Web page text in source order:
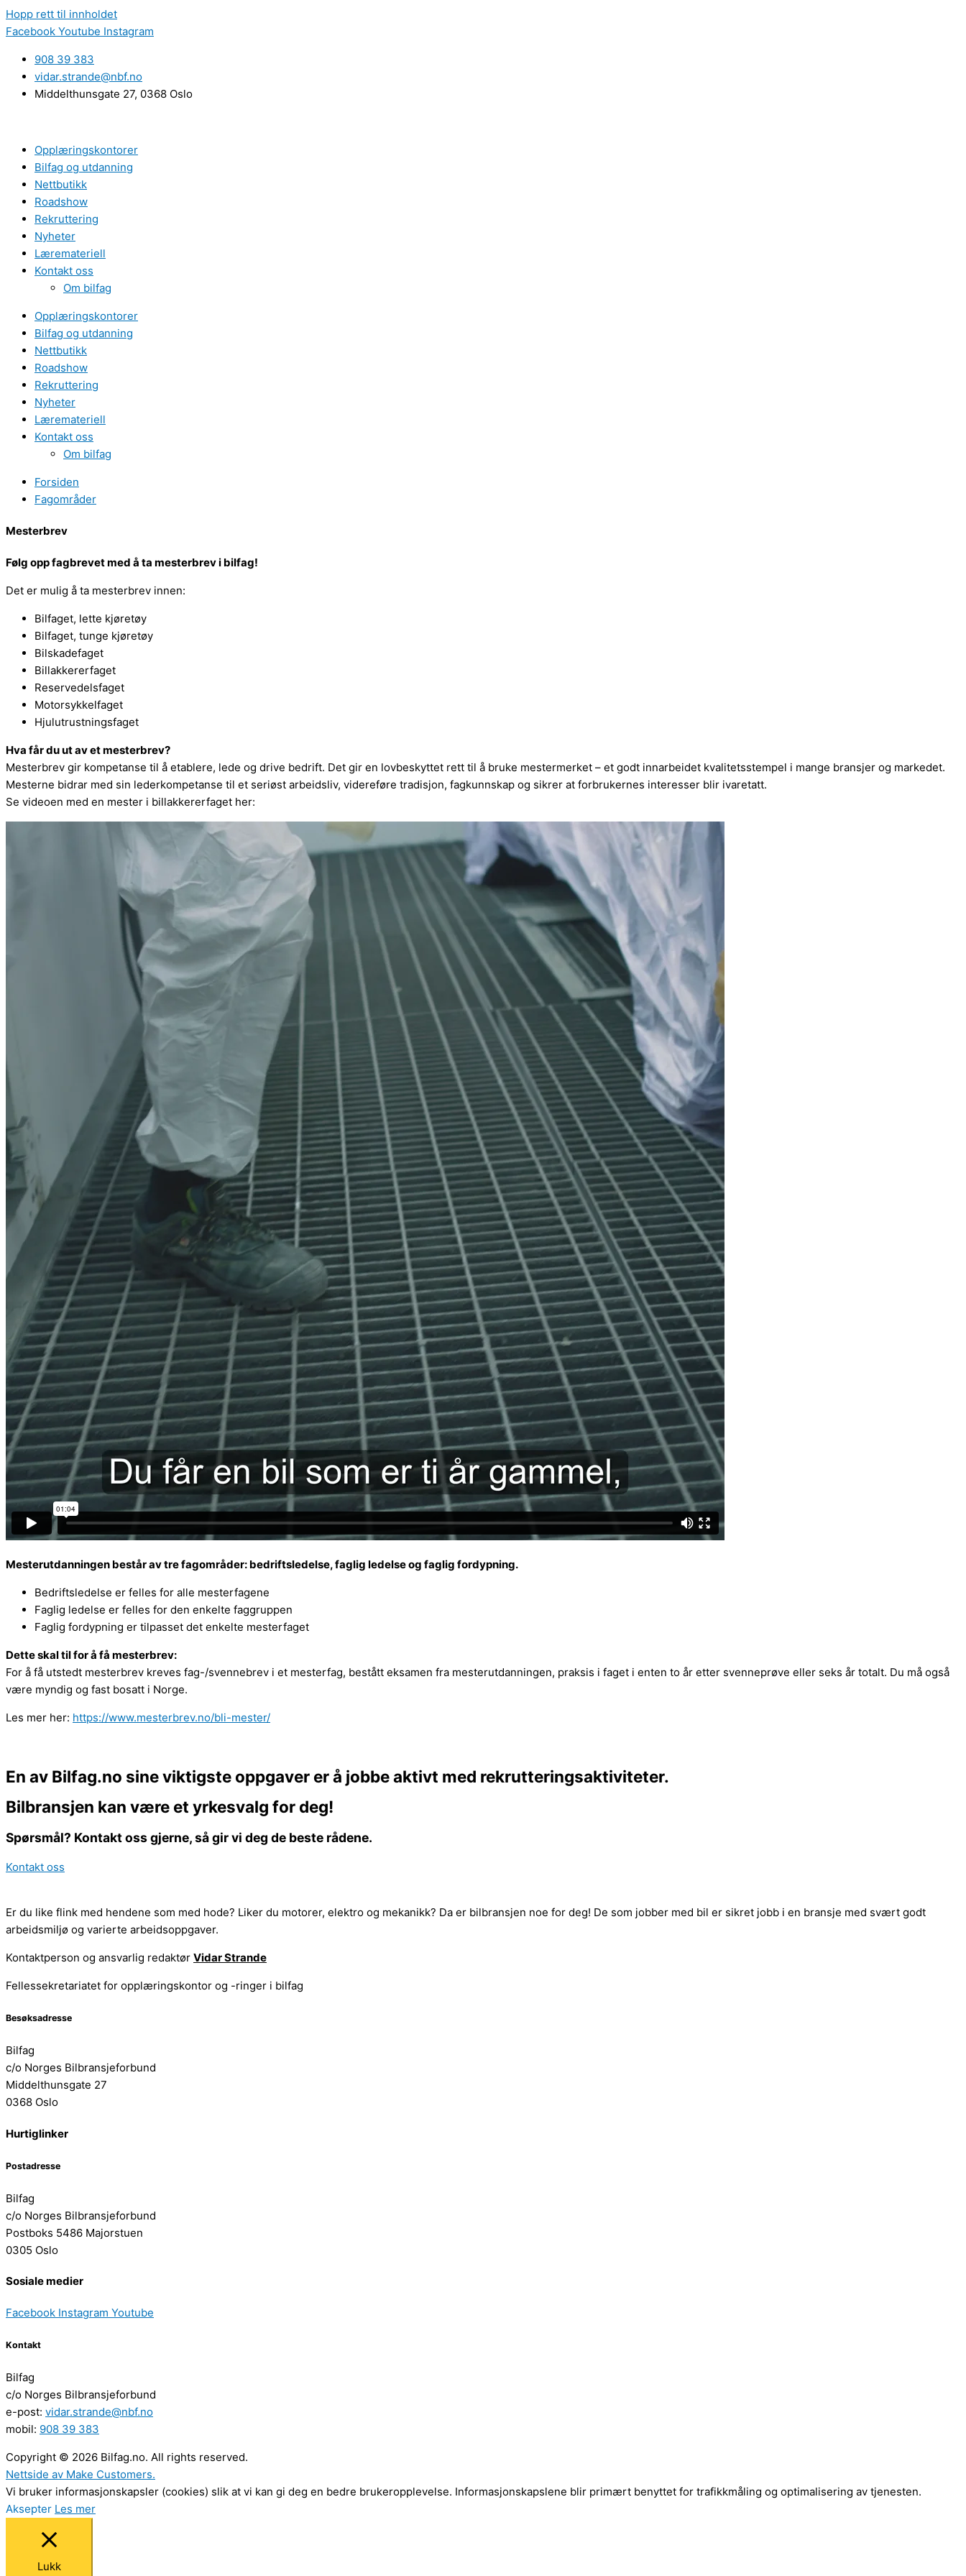
Hopp rett til innholdet
Facebook Youtube Instagram
908 39 383
vidar.strande@nbf.no
Middelthunsgate 27, 0368 Oslo
Opplæringskontorer
Bilfag og utdanning
Nettbutikk
Roadshow
Rekruttering
Nyheter
Læremateriell
Kontakt oss
Om bilfag
Opplæringskontorer
Bilfag og utdanning
Nettbutikk
Roadshow
Rekruttering
Nyheter
Læremateriell
Kontakt oss
Om bilfag
Forsiden
Fagområder
Mesterbrev
Følg opp fagbrevet med å ta mesterbrev i bilfag!
Det er mulig å ta mesterbrev innen:
Bilfaget, lette kjøretøy
Bilfaget, tunge kjøretøy
Bilskadefaget
Billakkererfaget
Reservedelsfaget
Motorsykkelfaget
Hjulutrustningsfaget
Hva får du ut av et mesterbrev?
Mesterbrev gir kompetanse til å etablere, lede og drive bedrift. Det gir en lovbeskyttet rett til å bruke mestermerket – et godt innarbeidet kvalitetsstempel i mange bransjer og markedet.
Mesterne bidrar med sin lederkompetanse til et seriøst arbeidsliv, videreføre tradisjon, fagkunnskap og sikrer at forbrukernes interesser blir ivaretatt.
Se videoen med en mester i billakkererfaget her:
Mesterutdanningen består av tre fagområder: bedriftsledelse, faglig ledelse og faglig fordypning.
Bedriftsledelse er felles for alle mesterfagene
Faglig ledelse er felles for den enkelte faggruppen
Faglig fordypning er tilpasset det enkelte mesterfaget
Dette skal til for å få mesterbrev:
For å få utstedt mesterbrev kreves fag-/svennebrev i et mesterfag, bestått eksamen fra mesterutdanningen, praksis i faget i enten to år etter svenneprøve eller seks år totalt. Du må også
være myndig og fast bosatt i Norge.
Les mer her: https://www.mesterbrev.no/bli-mester/
En av Bilfag.no sine viktigste oppgaver er å jobbe aktivt med rekrutteringsaktiviteter.
Bilbransjen kan være et yrkesvalg for deg!
Spørsmål? Kontakt oss gjerne, så gir vi deg de beste rådene.
Kontakt oss
Er du like flink med hendene som med hode? Liker du motorer, elektro og mekanikk? Da er bilbransjen noe for deg! De som jobber med bil er sikret jobb i en bransje med svært godt
arbeidsmiljø og varierte arbeidsoppgaver.
Kontaktperson og ansvarlig redaktør Vidar Strande
Fellessekretariatet for opplæringskontor og -ringer i bilfag
Besøksadresse
Bilfag
c/o Norges Bilbransjeforbund
Middelthunsgate 27
0368 Oslo
Hurtiglinker
Postadresse
Bilfag
c/o Norges Bilbransjeforbund
Postboks 5486 Majorstuen
0305 Oslo
Sosiale medier
Facebook Instagram Youtube
Kontakt
Bilfag
c/o Norges Bilbransjeforbund
e-post: vidar.strande@nbf.no
mobil: 908 39 383
Copyright © 2026 Bilfag.no. All rights reserved.
Nettside av Make Customers.
Vi bruker informasjonskapsler (cookies) slik at vi kan gi deg en bedre brukeropplevelse. Informasjonskapslene blir primært benyttet for trafikkmåling og optimalisering av tjenesten.
Aksepter Les mer
Lukk